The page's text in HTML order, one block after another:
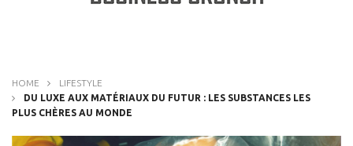
HOME
LIFESTYLE
DU LUXE AUX MATÉRIAUX DU FUTUR : LES SUBSTANCES LES
PLUS CHÈRES AU MONDE